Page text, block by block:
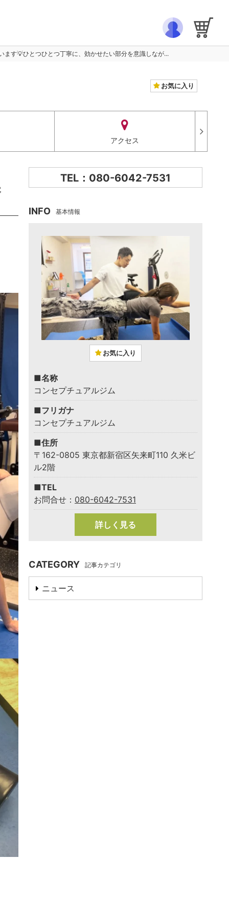
す💡ひとつひとつ丁寧に、効かせたい部分を意識しなが...
お気に入り
アクセス
TEL：080-6042-7531
INFO 基本情報
お気に入り
■名称
コンセプチュアルジム
■フリガナ
コンセプチュアルジム
■住所
〒162-0805 東京都新宿区矢来町110 久米ビ
ル2階
■TEL
お問合せ： 080-6042-7531
詳しく見る
CATEGORY 記事カテゴリ
ニュース